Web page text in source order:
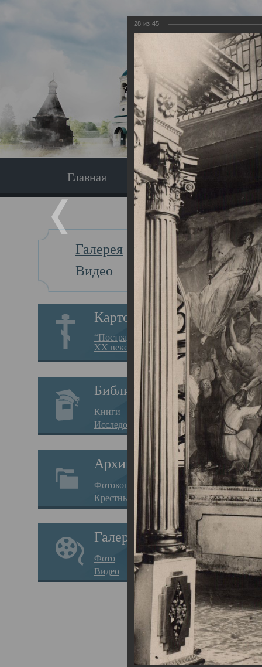
Главная Экскурсия
Галерея
Видео
Картотека
“Пострадавшие за веру в
XX веке на Севере”
Библиотека
Книги
Исследования
Архив
Фотокопии дел
Крестные ходы
Галерея
Фото
Видео
Главная
28 из 45